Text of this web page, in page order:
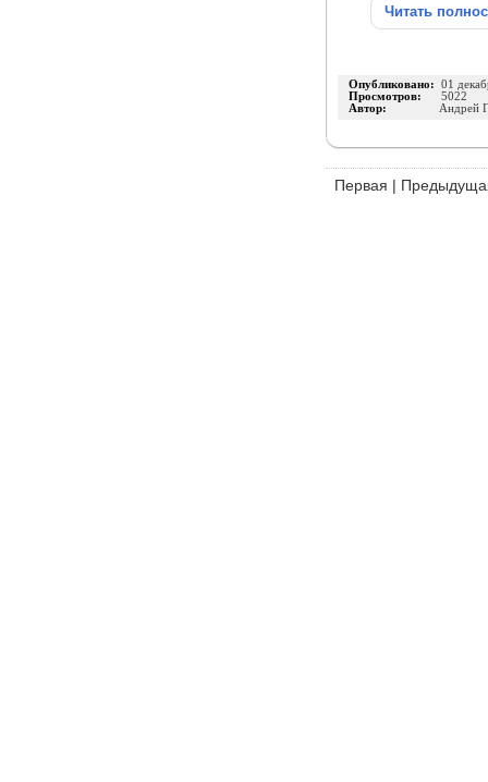
Читать
Опубликовано: 01
Просмотров: 5022
Автор: Андрей
Первая |